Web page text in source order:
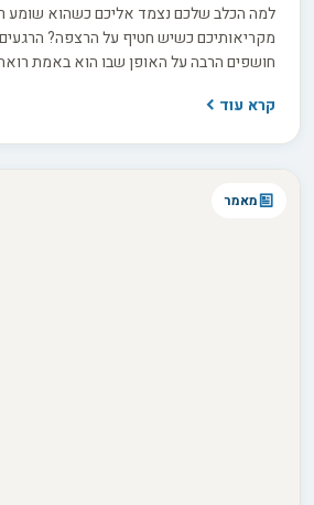
למה הכלב שלכם נצמד אליכם כשהוא שומע
מקריאותיכם כשיש חטיף על הרצפה?
חושפים הרבה על האופן שבו הוא באמת
אינה תואמת את ההבנה המדעית העדכנית.
קרא עוד
מאמר